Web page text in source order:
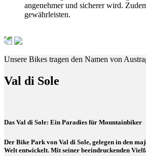
angenehmer und sicherer wird.
gewährleisten.
Unsere Bikes tragen den Namen von
Val di Sole
Das Val di Sole: Ein Paradies für Mountainbiker
Der Bike Park von Val di Sole, gelegen in den
Welt entwickelt. Mit seiner beeindruckenden